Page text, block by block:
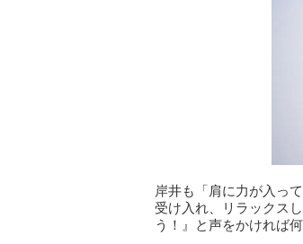
岸井も「肩に力が入っ
受け入れ、リラックス
う！』と声をかければ